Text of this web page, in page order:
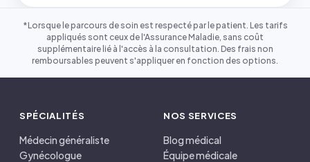
*Lorsque le parcours de soin est respecté par le patient. Les tarifs
appliqués sont ceux de l'Assurance Maladie, sans coût
supplémentaire lié à l'accès à la consultation. Des frais non
remboursables peuvent s'appliquer en fonction des options.
SPÉCIALITÉS
Médecin généraliste
Gynécologue
NOS SERVICES
Blog médical
Équipe médicale